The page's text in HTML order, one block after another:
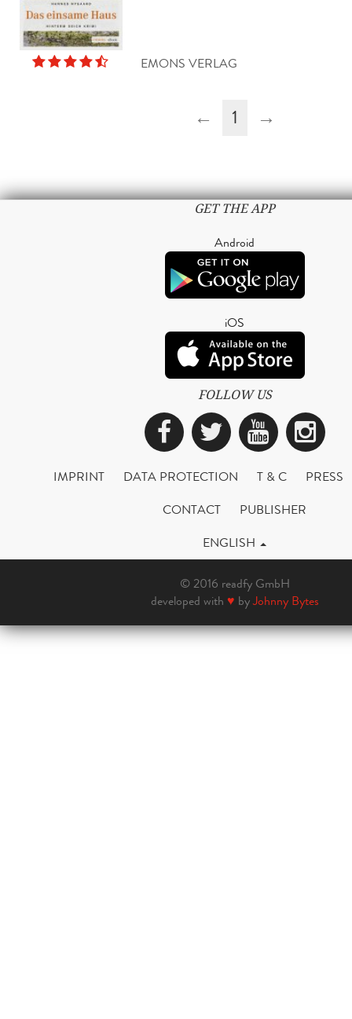
EMONS VERLAG
← 1 →
GET THE APP
Android
iOS
FOLLOW US
Facebook
Twitter
IMPRINT DATA PROTECTION T & C
PRESS
CONTACT
PUBLISHER
ENGLISH
© 2016 readfy GmbH
developed with ♥ byJohnny Bytes